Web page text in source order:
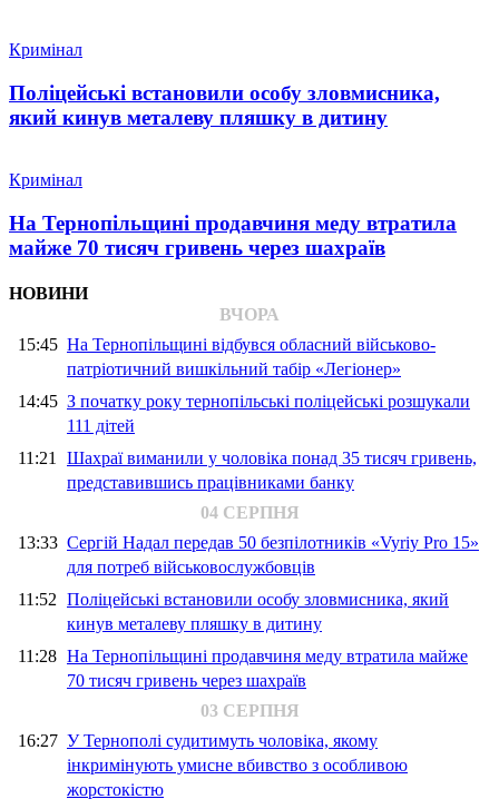
Кримінал
Поліцейські встановили особу зловмисника,
який кинув металеву пляшку в дитину
Кримінал
На Тернопільщині продавчиня меду втратила
майже 70 тисяч гривень через шахраїв
НОВИНИ
ВЧОРА
15:45 На Тернопільщині відбувся обласний військово-
патріотичний вишкільний табір «Легіонер»
14:45 З початку року тернопільські поліцейські розшукали
111 дітей
11:21 Шахраї виманили у чоловіка понад 35 тисяч гривень,
представившись працівниками банку
04 СЕРПНЯ
13:33 Сергій Надал передав 50 безпілотників «Vyriy Pro 15»
для потреб військовослужбовців
11:52 Поліцейські встановили особу зловмисника, який
кинув металеву пляшку в дитину
11:28 На Тернопільщині продавчиня меду втратила майже
70 тисяч гривень через шахраїв
03 СЕРПНЯ
16:27 У Тернополі судитимуть чоловіка, якому
інкримінують умисне вбивство з особливою
жорстокістю